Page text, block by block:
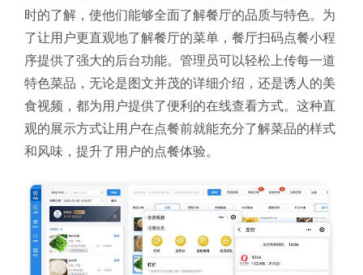
时的了解，使他们能够全面了解餐厅的品质与特色。为
了让用户更直观地了解餐厅的菜单，餐厅扫码点餐小程
序提供了强大的后台功能。管理员可以轻松上传每一道
特色菜品，无论是图文并茂的详细介绍，还是诱人的美
食视频，都为用户提供了便利的在线查看方式。这种直
观的展示方式让用户在点餐前就能充分了解菜品的样式
和风味，提升了用户的点餐体验。